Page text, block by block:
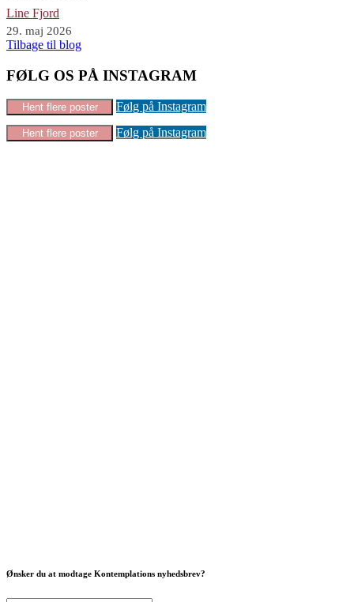
Line Fjord
29. maj 2026
Tilbage til blog
FØLG OS PÅ INSTAGRAM
Hent flere poster Følg på Instagram
Hent flere poster Følg på Instagram
Ønsker du at modtage Kontemplations nyhedsbrev?